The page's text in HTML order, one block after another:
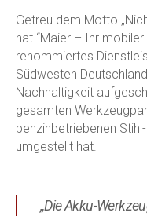
Getreu dem Motto
hat “Maier – Ihr
renommiertes
Südwesten
Nachhaltigkeit
gesamten
benzinbetriebenen
umgestellt hat.
„Die Akku-